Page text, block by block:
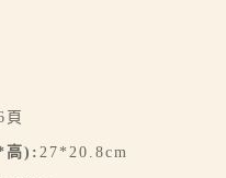
頁
高): 27*20.8cm